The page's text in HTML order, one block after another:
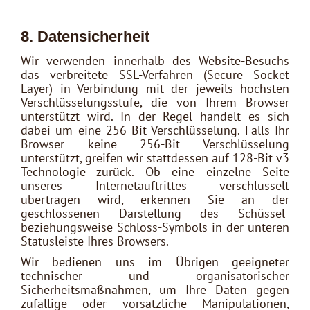
8. Datensicherheit
Wir verwenden innerhalb des Website-Besuchs
das verbreitete SSL-Verfahren (Secure Socket
Layer) in Verbindung mit der jeweils höchsten
Verschlüsselungsstufe, die von Ihrem Browser
unterstützt wird. In der Regel handelt es sich
dabei um eine 256 Bit Verschlüsselung. Falls Ihr
Browser keine 256-Bit Verschlüsselung
unterstützt, greifen wir stattdessen auf 128-Bit v3
Technologie zurück. Ob eine einzelne Seite
unseres Internetauftrittes verschlüsselt
übertragen wird, erkennen Sie an der
geschlossenen Darstellung des Schüssel-
beziehungsweise Schloss-Symbols in der unteren
Statusleiste Ihres Browsers.
Wir bedienen uns im Übrigen geeigneter
technischer und organisatorischer
Sicherheitsmaßnahmen, um Ihre Daten gegen
zufällige oder vorsätzliche Manipulationen,